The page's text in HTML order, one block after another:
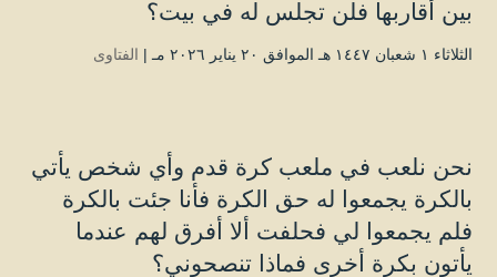
بين أقاربها فلن تجلس له في بيت؟
الثلاثاء ۱ شعبان ۱٤٤۷ هـ الموافق ۲۰ يناير ۲۰۲٦ مـ | الفتاوى
نحن نلعب في ملعب كرة قدم وأي شخص يأتي
بالكرة يجمعوا له حق الكرة فأنا جئت بالكرة
فلم يجمعوا لي فحلفت ألا أفرق لهم عندما
يأتون بكرة أخرى فماذا تنصحوني؟